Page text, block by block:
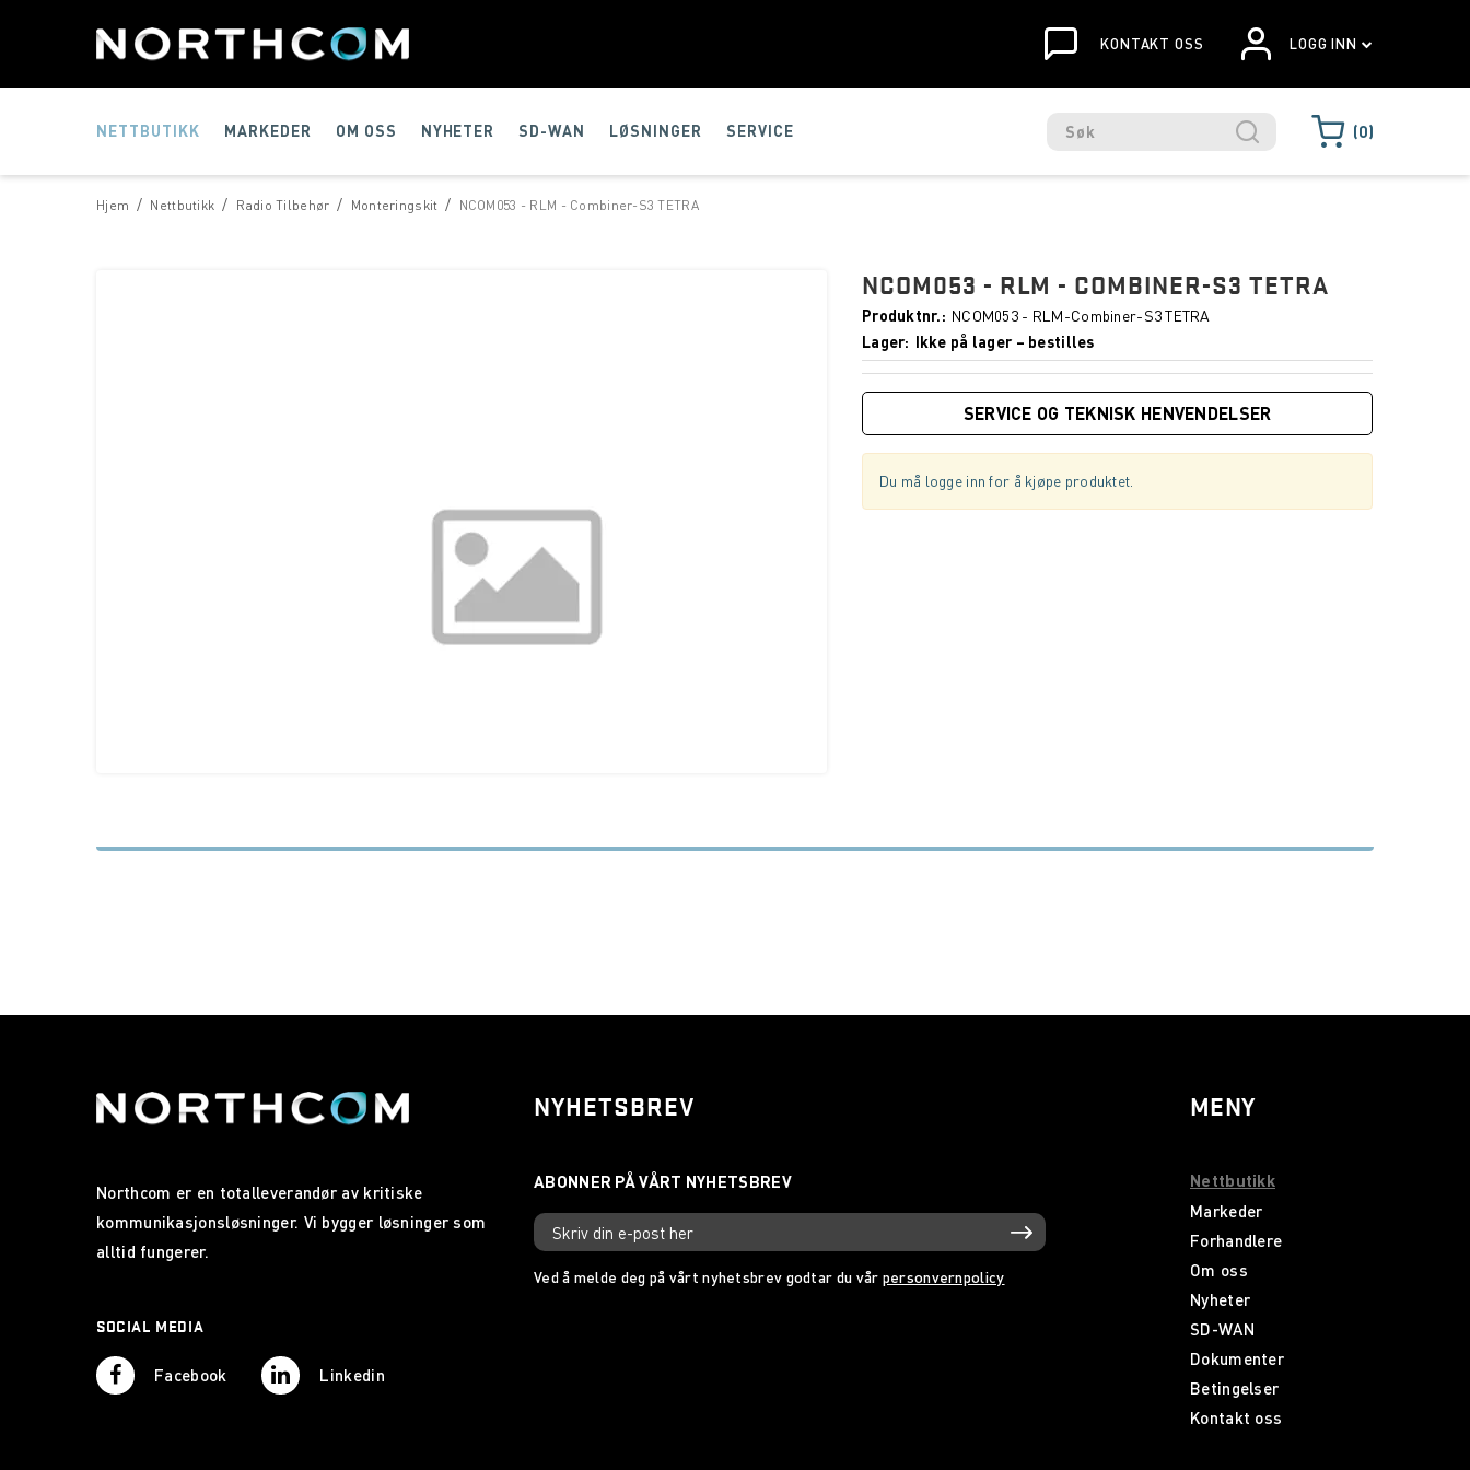
KONTAKT OSS LOGG INN
NETTBUTIKK MARKEDER OM OSS NYHETER SD-WAN LØSNINGER SERVICE 0
/
Hjem /
Nettbutikk /
Radio Tilbehør /
Monteringskit NCOM053 - RLM - Combiner-S3 TETRA
NCOM053 - RLM - COMBINER-S3 TETRA
Produktnr.
NCOM053 - RLM-Combiner-S3 TETRA
Lager
Ikke på lager – bestilles
SERVICE OG TEKNISK HENVENDELSER
Du må logge inn for å kjøpe produktet.
Northcom er en totalleverandør av kritiske
kommunikasjonsløsninger. Vi bygger løsninger som
alltid fungerer.
SOCIAL MEDIA
Facebook Linkedin
NYHETSBREV
Ved å melde deg på vårt nyhetsbrev godtar du vår personvernpolicy
MENY
Nettbutikk
Markeder
Forhandlere
Om oss
Nyheter
SD-WAN
Dokumenter
Betingelser
Kontakt oss